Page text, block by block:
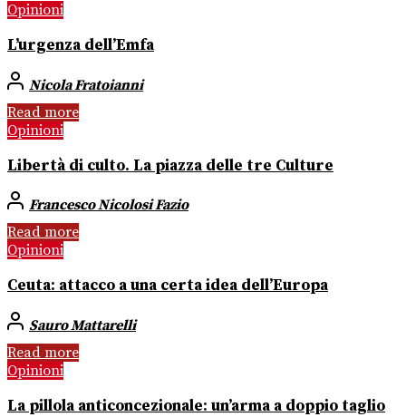
Opinioni
L’urgenza dell’Emfa
Nicola Fratoianni
Read more
Opinioni
Libertà di culto. La piazza delle tre Culture
Francesco Nicolosi Fazio
Read more
Opinioni
Ceuta: attacco a una certa idea dell’Europa
Sauro Mattarelli
Read more
Opinioni
La pillola anticoncezionale: un’arma a doppio taglio